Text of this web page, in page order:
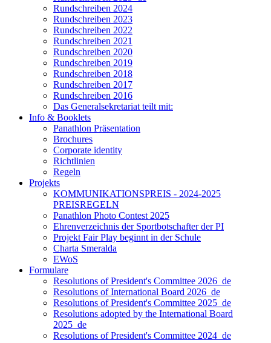
Rundschreiben 2024
Rundschreiben 2023
Rundschreiben 2022
Rundschreiben 2021
Rundschreiben 2020
Rundschreiben 2019
Rundschreiben 2018
Rundschreiben 2017
Rundschreiben 2016
Das Generalsekretariat teilt mit:
Info & Booklets
Panathlon Präsentation
Brochures
Corporate identity
Richtlinien
Regeln
Projekts
KOMMUNIKATIONSPREIS - 2024-2025
PREISREGELN
Panathlon Photo Contest 2025
Ehrenverzeichnis der Sportbotschafter der PI
Projekt Fair Play beginnt in der Schule
Charta Smeralda
EWoS
Formulare
Resolutions of President's Committee 2026_de
Resolutions of International Board 2026_de
Resolutions of President's Committee 2025_de
Resolutions adopted by the International Board
2025_de
Resolutions of President's Committee 2024_de